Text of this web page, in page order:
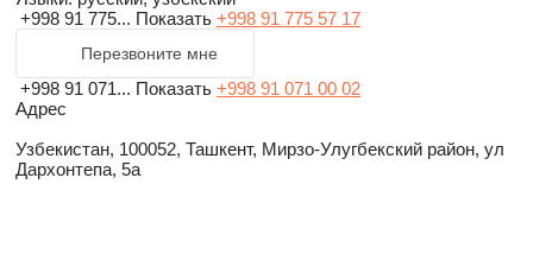
+998 91 775... Показать +998 91 775 57 17
Перезвоните мне
+998 91 071... Показать +998 91 071 00 02
Адрес
Узбекистан, 100052, Ташкент, Мирзо-Улугбекский район, ул
Дархонтепа, 5а